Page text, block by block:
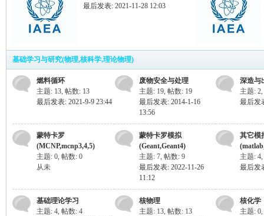
最后发表: 2021-11-28 12:03
基础学习与研究(物理,核科学,理论物理)
燃料循环
主题: 13, 帖数: 13
最后发表: 2021-9-9 23:44
废物安全与处理
主题: 19, 帖数: 19
最后发表: 2014-1-16
13:56
深造与
主题: 2,
最后发
蒙特卡罗
(MCNP,mcnp3,4,5)
主题: 0, 帖数: 0
从未
蒙特卡罗模拟
(Geant,Geant4)
主题: 7, 帖数: 9
最后发表: 2022-11-26
11:12
其它模
主题: 4,
最后发
基础理论学习
主题: 4, 帖数: 4
核物理
主题: 13, 帖数: 13
核化学
主题: 0,